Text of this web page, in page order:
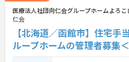
医療法人社団向仁会グループホームよろこ
仁会
【北海道／函館市】住宅
ループホームの管理者募集